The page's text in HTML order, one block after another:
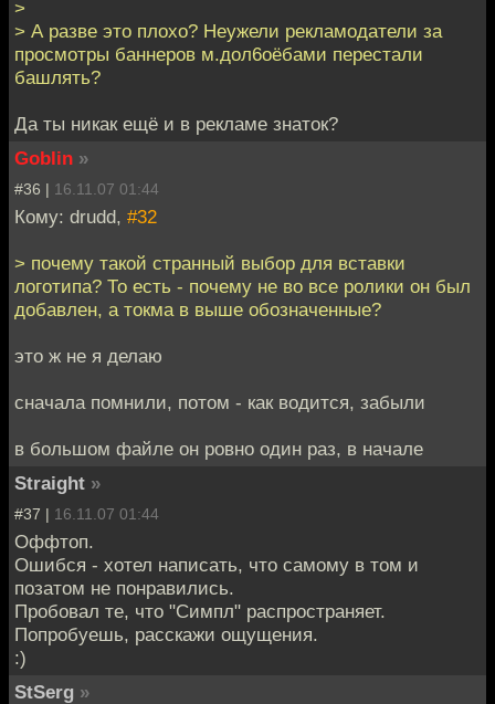
>
> А разве это плохо? Неужели рекламодатели за
просмотры баннеров м.дол6оёбами перестали
башлять?
Да ты никак ещё и в рекламе знаток?
Goblin »
#36 | 16.11.07 01:44
Кому: drudd, #32
> почему такой странный выбор для вставки
логотипа? То есть - почему не во все ролики он был
добавлен, а токма в выше обозначенные?
это ж не я делаю
сначала помнили, потом - как водится, забыли
в большом файле он ровно один раз, в начале
Straight »
#37 | 16.11.07 01:44
Оффтоп.
Ошибся - хотел написать, что самому в том и
позатом не понравились.
Пробовал те, что "Симпл" распространяет.
Попробуешь, расскажи ощущения.
:)
StSerg »